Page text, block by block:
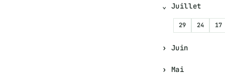
Juillet
29 24 17
Juin
Mai